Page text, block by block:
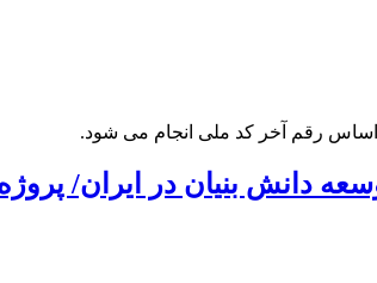
بر اساس رقم آخر کد ملی انجام می شود.
دانش بنیان در